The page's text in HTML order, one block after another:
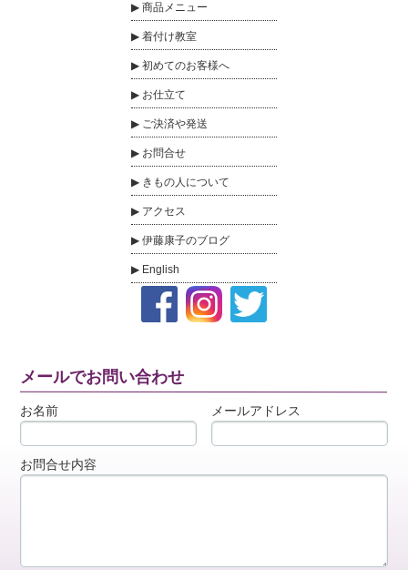
商品メニュー
着付け教室
初めてのお客様へ
お仕立て
ご決済や発送
お問合せ
きもの人について
アクセス
伊藤康子のブログ
English
メールでお問い合わせ
お名前 メールアドレス
お問合せ内容